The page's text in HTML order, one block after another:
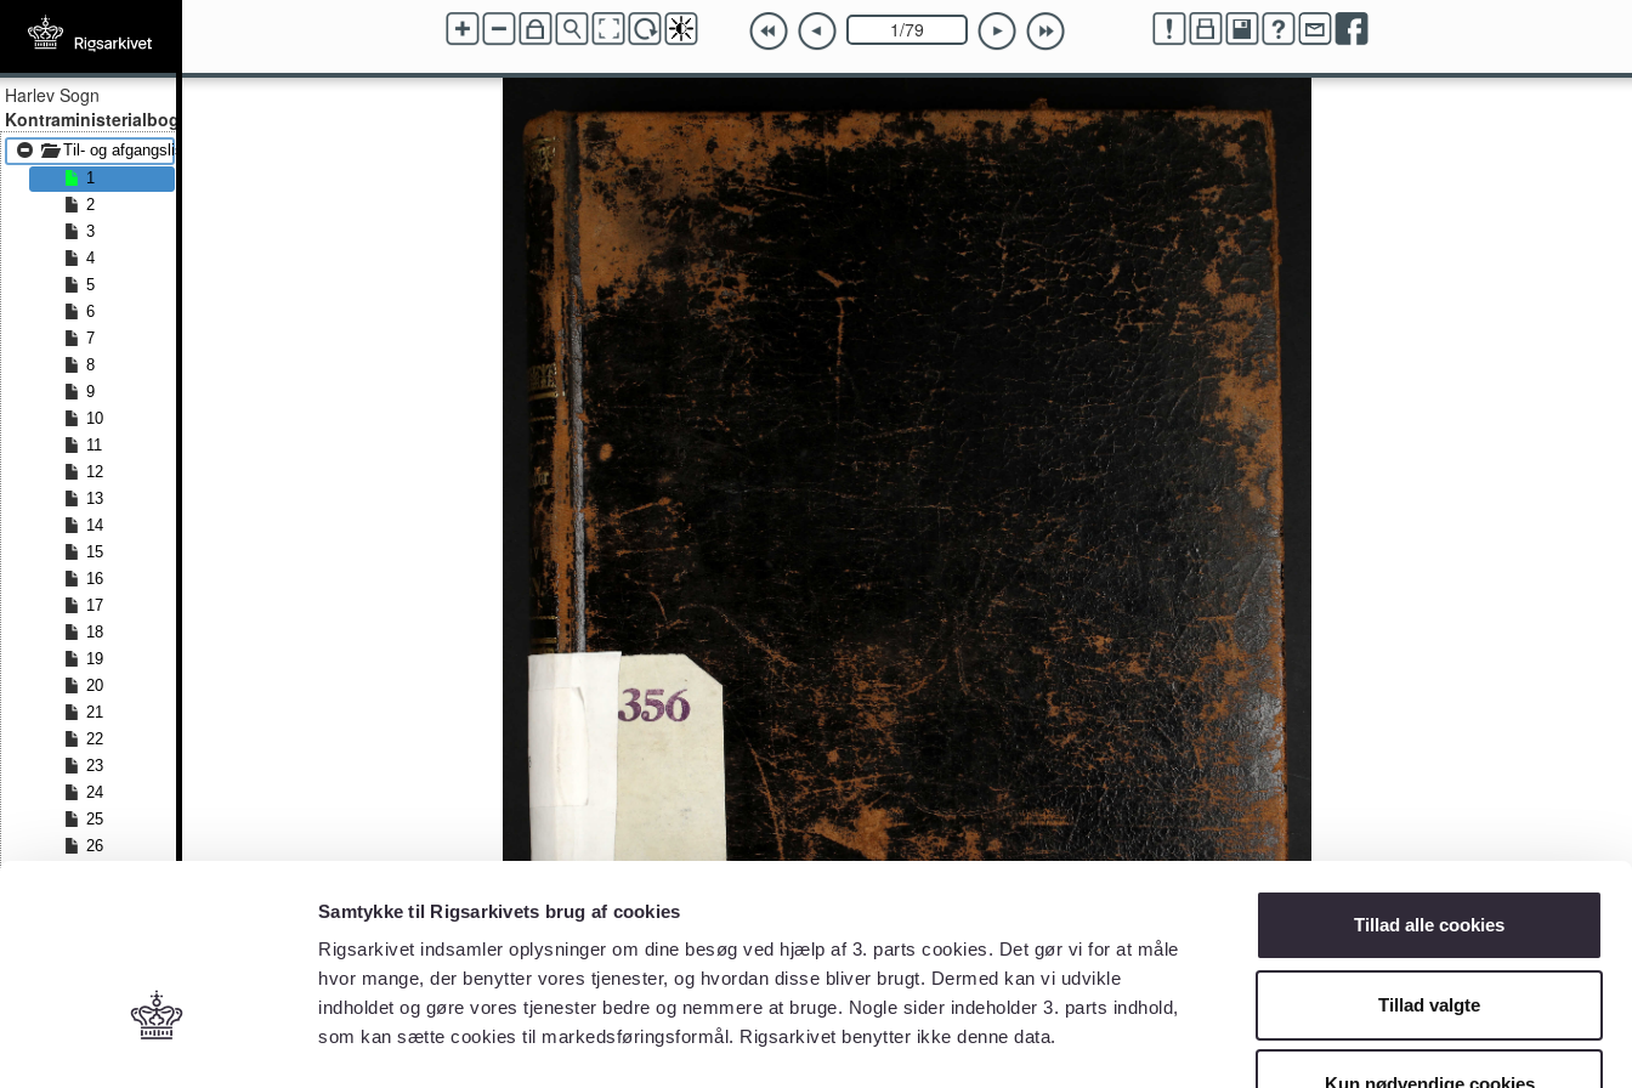
Samtykke til Rigsarkivets brug af cookies
Rigsarkivet indsamler oplysninger om dine besøg ved hjælp af 3. parts cookies. Det gør vi for at måle
hvor mange, der benytter vores tjenester, og hvordan disse bliver brugt. Dermed kan vi udvikle
indholdet og gøre vores tjenester bedre og nemmere at bruge. Nogle sider indeholder 3. parts indhold,
som kan sætte cookies til markedsføringsformål. Rigsarkivet benytter ikke denne data.
Tillad alle cookies
Tillad valgte
Kun nødvendige cookies
Harlev Sogn
Kontraministerialbog
Til- og afgangslister 1863 - Til- og afgangslister 1875
1
2
3
4
5
6
7
8
9
10
11
12
13
14
15
16
17
18
19
20
21
22
23
24
25
26